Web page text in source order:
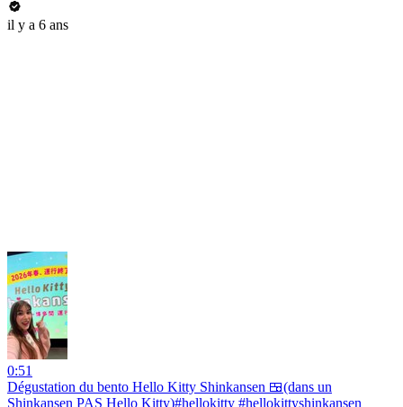
il y a 6 ans
0:51
Dégustation du bento Hello Kitty Shinkansen 🍱(dans un
Shinkansen PAS Hello Kitty)#hellokitty #hellokittyshinkansen